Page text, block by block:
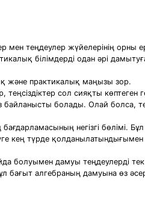
мен теңдеулер жүйелерінің орны
білімдерді одан әрі
және практикалық маңызы зор.
теңсіздіктер сол сияқты
болады. Олай болса,
негізгі бөлімі.
кең түрде қолданылатындығымен
болуымен дамуы теңдеулерді
алгебраның дамуына өз